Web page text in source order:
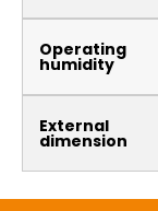
Operating
humidity
External
dimension